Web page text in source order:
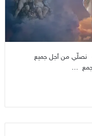
اليوم السابع نصلّي من أجل جميع
أجمع …